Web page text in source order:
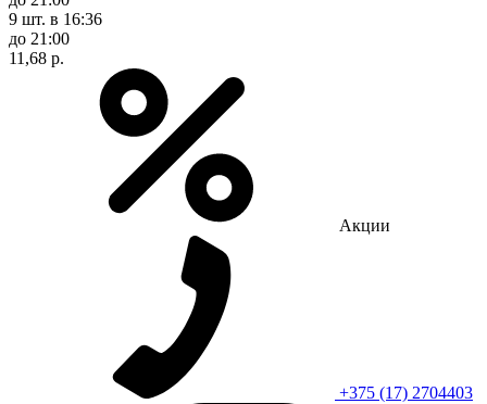
9 шт. в 16:36
до 21:00
11,68 р.
Акции
+375 (17) 2704403